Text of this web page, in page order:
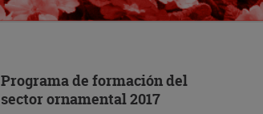
Programa de formación del
sector ornamental 2017